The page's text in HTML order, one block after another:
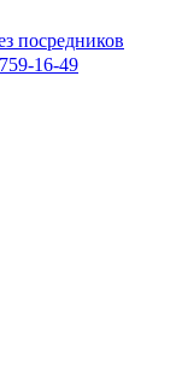
посредников
16-49